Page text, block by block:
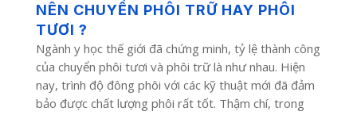
NÊN CHUYỂN PHÔI TRỮ HAY PHÔI
TƯƠI ?
Ngành y học thế giới đã chứng minh, tỷ lệ thành công
của chuyển phôi tươi và phôi trữ là như nhau. Hiện
nay, trình độ đông phôi với các kỹ thuật mới đã đảm
bảo được chất lượng phôi rất tốt. Thậm chí, trong